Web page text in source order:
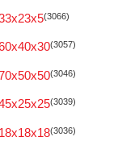
(3066)
(3057)
(3046)
(3039)
(3036)